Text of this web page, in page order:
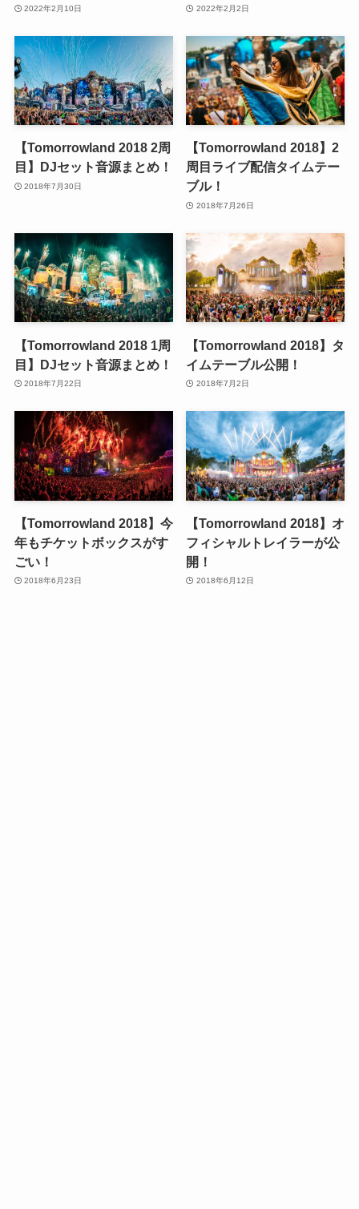
2022年2月10日 2022年2月2日
【Tomorrowland 2018 2周
目】DJセット音源まとめ！
2018年7月30日
【Tomorrowland 2018】2
周目ライブ配信タイムテー
ブル！
2018年7月26日
【Tomorrowland 2018 1周
目】DJセット音源まとめ！
2018年7月22日
【Tomorrowland 2018】タ
イムテーブル公開！
2018年7月2日
【Tomorrowland 2018】今
年もチケットボックスがす
ごい！
2018年6月23日
【Tomorrowland 2018】オ
フィシャルトレイラーが公
開！
2018年6月12日